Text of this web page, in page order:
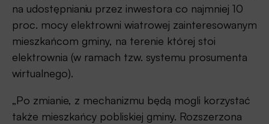
na udostępnianiu przez inwestora co najmniej 10
proc. mocy elektrowni wiatrowej zainteresowanym
mieszkańcom gminy, na terenie której stoi
elektrownia (w ramach tzw. systemu prosumenta
wirtualnego).
„Po zmianie, z mechanizmu będą mogli korzystać
także mieszkańcy pobliskiej gminy. Rozszerzona